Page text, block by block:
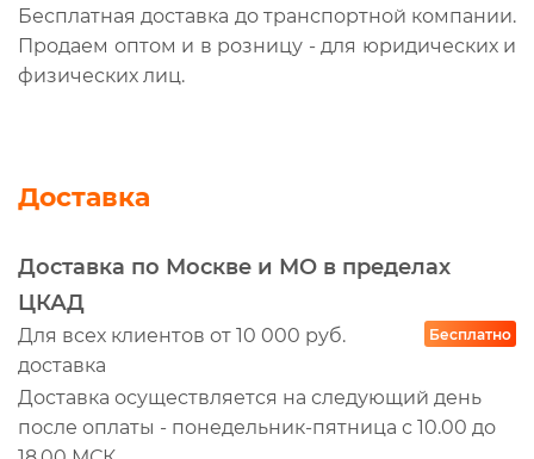
Бесплатная доставка до транспортной компании.
Продаем оптом и в розницу - для юридических и
физических лиц.
Доставка
Доставка по Москве и МО в пределах
ЦКАД
Для всех клиентов от 10 000 руб.
доставка
Бесплатно
Доставка осуществляется на следующий день
после оплаты - понедельник-пятница с 10.00 до